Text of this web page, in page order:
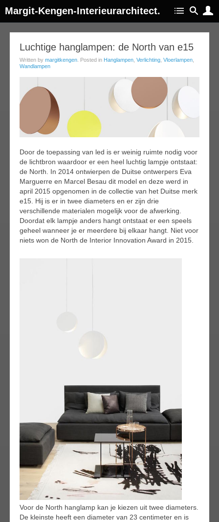
Margit-Kengen-Interieurarchitect.
Luchtige hanglampen: de North van e15
Written by margitkengen . Posted in Hanglampen Verlichting Vloerlampen
Wandlampen
Door de toepassing van led is er weinig ruimte nodig voor
de lichtbron waardoor er een heel luchtig lampje ontstaat:
de North. In 2014 ontwierpen de Duitse ontwerpers Eva
Marguerre en Marcel Besau dit model en deze werd in
april 2015 opgenomen in de collectie van het Duitse merk
e15. Hij is er in twee diameters en er zijn drie
verschillende materialen mogelijk voor de afwerking.
Doordat elk lampje anders hangt ontstaat er een speels
geheel wanneer je er meerdere bij elkaar hangt. Niet voor
niets won de North de Interior Innovation Award in 2015.
Voor de North hanglamp kan je kiezen uit twee diameters.
De kleinste heeft een diameter van 23 centimeter en is